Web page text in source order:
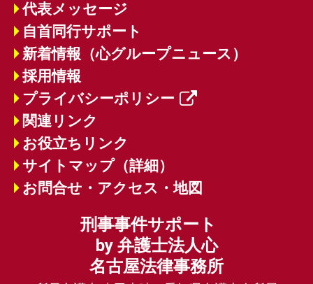
代表メッセージ
自首同行サポート
新着情報（心グループニュース）
採用情報
プライバシーポリシー
関連リンク
お役立ちリンク
サイトマップ（詳細）
お問合せ・アクセス・地図
刑事事件サポート
by 弁護士法人心
名古屋法律事務所